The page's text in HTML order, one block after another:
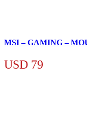
MSI – GAMING –
USD 79